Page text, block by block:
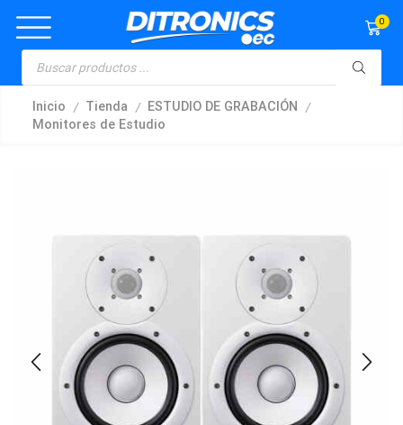
0
Inicio / Tienda / ESTUDIO DE GRABACIÓN /
Monitores de Estudio